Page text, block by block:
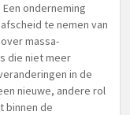
onderneming
te nemen van
massa-
die niet meer
in de
nieuwe, andere rol
binnen de